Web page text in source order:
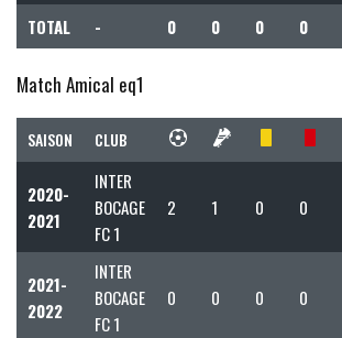
TOTAL - 0 0 0 0
Match Amical eq1
SAISON CLUB
2020-
2021
INTER
BOCAGE
FC 1
2 1 0 0
2021-
2022
INTER
BOCAGE
FC 1
0 0 0 0